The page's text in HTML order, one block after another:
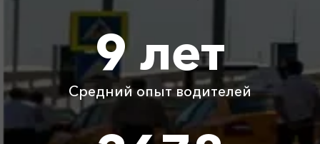
Абрау-Дюрсо ⇆ Зуя 1705 ₽
Абрау-Дюрсо ⇆
250 ₽ 500 ₽
Детское
Бесплатно Бесплатно
9 лет
Средний опыт водителей